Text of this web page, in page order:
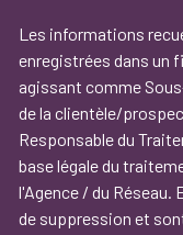
Les informations
enregistrées dans un
agissant comme
de la clientèle/
Responsable du
base légale du
l'Agence / du Réseau.
de suppression et